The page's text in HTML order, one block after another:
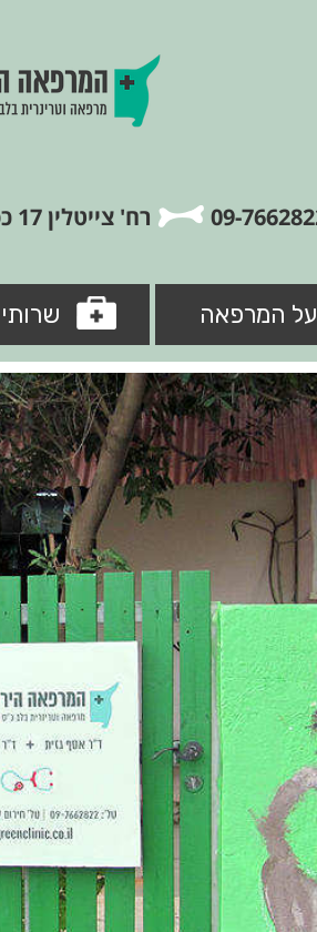
רח' צייטלין 17 כפר-סבא
על המרפאה